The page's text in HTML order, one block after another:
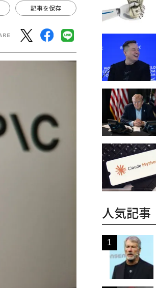
記事を保存
人気記事